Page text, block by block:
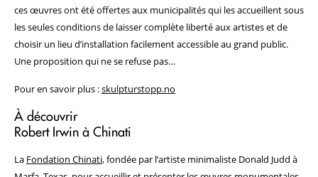
ces œuvres ont été offertes aux municipalités qui les accueillent sous
les seules conditions de laisser complète liberté aux artistes et de
choisir un lieu d’installation facilement accessible au grand public.
Une proposition qui ne se refuse pas…
Pour en savoir plus :skulpturstopp.no
À découvrir
Robert Irwin à Chinati
La Fondation Chinati, fondée par l’artiste minimaliste Donald Judd à